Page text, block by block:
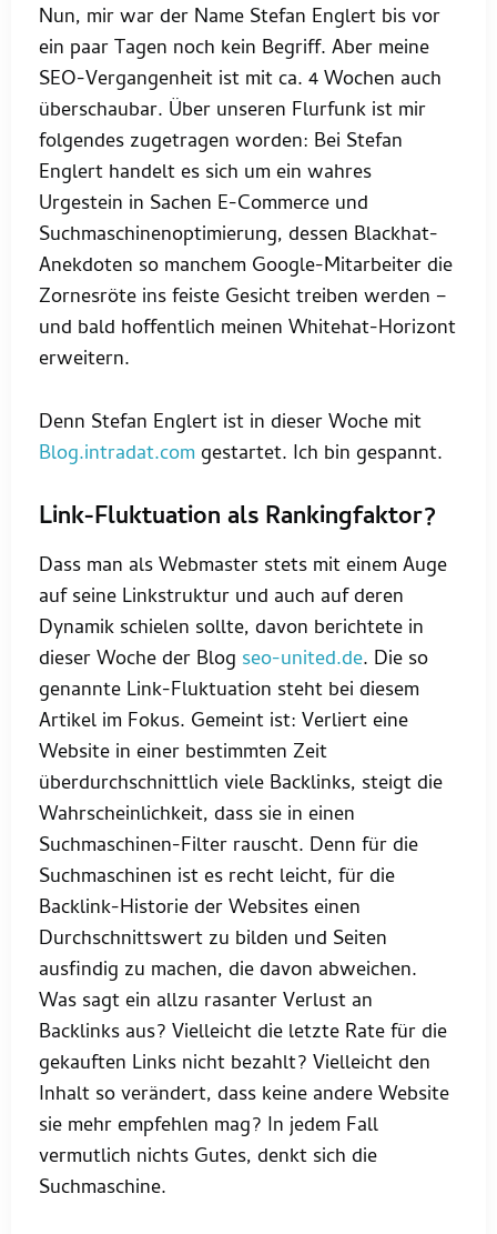
Nun, mir war der Name Stefan Englert bis vor
ein paar Tagen noch kein Begriff. Aber meine
SEO-Vergangenheit ist mit ca. 4 Wochen auch
überschaubar. Über unseren Flurfunk ist mir
folgendes zugetragen worden: Bei Stefan
Englert handelt es sich um ein wahres
Urgestein in Sachen E-Commerce und
Suchmaschinenoptimierung, dessen Blackhat-
Anekdoten so manchem Google-Mitarbeiter die
Zornesröte ins feiste Gesicht treiben werden –
und bald hoffentlich meinen Whitehat-Horizont
erweitern.
Denn Stefan Englert ist in dieser Woche mit
Blog.intradat.com gestartet. Ich bin gespannt.
Link-Fluktuation als Rankingfaktor?
Dass man als Webmaster stets mit einem Auge
auf seine Linkstruktur und auch auf deren
Dynamik schielen sollte, davon berichtete in
dieser Woche der Blog seo-united.de. Die so
genannte Link-Fluktuation steht bei diesem
Artikel im Fokus. Gemeint ist: Verliert eine
Website in einer bestimmten Zeit
überdurchschnittlich viele Backlinks, steigt die
Wahrscheinlichkeit, dass sie in einen
Suchmaschinen-Filter rauscht. Denn für die
Suchmaschinen ist es recht leicht, für die
Backlink-Historie der Websites einen
Durchschnittswert zu bilden und Seiten
ausfindig zu machen, die davon abweichen.
Was sagt ein allzu rasanter Verlust an
Backlinks aus? Vielleicht die letzte Rate für die
gekauften Links nicht bezahlt? Vielleicht den
Inhalt so verändert, dass keine andere Website
sie mehr empfehlen mag? In jedem Fall
vermutlich nichts Gutes, denkt sich die
Suchmaschine.